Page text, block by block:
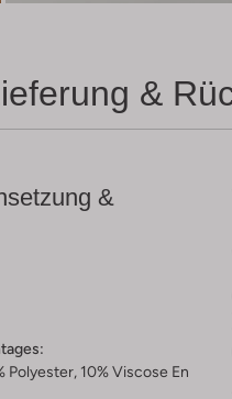
&
&
Polyester, 10% Viscose En